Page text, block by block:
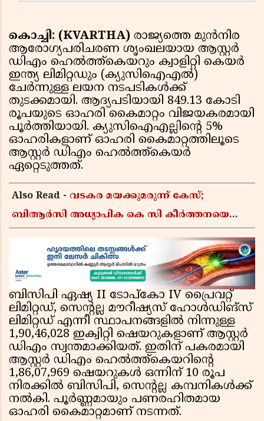
കൊച്ചി: (KVARTHA) രാജ്യത്തെ മുൻനിര
ആരോഗ്യപരിചരണ ശൃംഖലയായ ആസ്റ്റർ
ഡിഎം ഹെൽത്ത്കെയറും ക്വാളിറ്റി കെയർ
ഇന്ത്യ ലിമിറ്റഡും (ക്യുസിഐഎൽ)
ചേർന്നുള്ള ലയന നടപടികൾക്ക്
തുടക്കമായി. ആദ്യപടിയായി 849.13 കോടി
രൂപയുടെ ഓഹരി കൈമാറ്റം വിജയകരമായി
പൂർത്തിയായി. ക്യുസിഐഎല്ലിൻ്റെ 5%
ഓഹരികളാണ് ഓഹരി കൈമാറ്റത്തിലൂടെ
ആസ്റ്റർ ഡിഎം ഹെൽത്ത്കെയർ
ഏറ്റെടുത്തത്.
Also Read - വടകര മയക്കുമരുന്ന് കേസ്;
ബിആർസി അധ്യാപിക കെ സി കീർത്തനയെ
ബിസിപി ഏഷ്യ II ടോപ്‌കോ IV പ്രൈവറ്റ്
ലിമിറ്റഡ്, സെന്റല്ല മൗറീഷ്യസ് ഹോൾഡിങ്‌സ്
ലിമിറ്റഡ് എന്നീ സ്ഥാപനങ്ങളിൽ നിന്നുള്ള
1,90,46,028 ഇക്വിറ്റി ഷെയറുകളാണ് ആസ്റ്റർ
ഡിഎം സ്വന്തമാക്കിയത്. ഇതിന് പകരമായി
ആസ്റ്റർ ഡിഎം ഹെൽത്ത്കെയറിൻ്റെ
1,86,07,969 ഷെയറുകൾ ഒന്നിന് 10 രൂപ
നിരക്കിൽ ബിസിപി, സെന്റല്ല കമ്പനികൾക്ക്
നൽകി. പൂർണ്ണമായും പണരഹിതമായ
ഓഹരി കൈമാറ്റമാണ് നടന്നത്.